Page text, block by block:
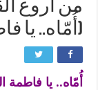
من أروع
(أُمّاه.. يا
أُمّاه.. يا فاطمة